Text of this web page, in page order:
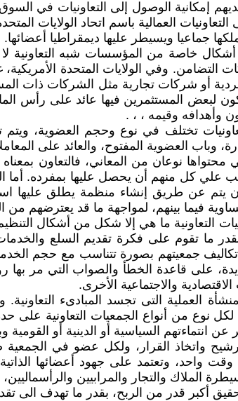
العمالية باسم اتحاد الولايات
جماعيا ويسيطر عليها ديمقراطيا
خاصة من المؤسسات شبه التعاونية لا
التضامن. وفي الولايات المتحدة
أو شركات تجارية مثل الشركات ذات
لبعض المستثمرين فيها عائد على رأس
وأهدافه وقيمه ، ، .
تختلف في نوع وحجم العضوية، ويتم
وباب العضوية المفتوح، والعائد على
محتواها نوعان من المعاني، فالتعاون
علي كل منهم أن يحصل عليها بمفرده. أما
يتم عن طريق إنشاء منظمة يطلق عليها
فيما بينهم، لمواجهة ما قد يعترضهم
التعاونية ما هي إلا شكل من أشكال التنظيم
ما تقوم على فكرة تقديم السلع
جمعيتهم بصورة تتناسب مع حجم
على قاعدة الخطأ والصواب التي مر بها
والاجتماعية الأخرى.
العملية التى تجسد المبادىء
نوع من أنواع الجمعيات التعاونية على
عن انتماءتهم السياسية أو الدينية أو
واتخاذ القرار، ولكل عضو في
وقت واحد، وتعتمد على جهود أعضائها
الملاك والتجار والمرابيين
أكبر قدر من الربح، بقدر ما تهدف الى